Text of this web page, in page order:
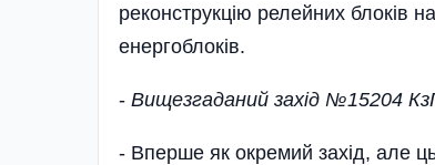
реконструкцію релейних блоків
енергоблоків.
- Вищезгаданий захід №15204
- Вперше як окремий захід, але